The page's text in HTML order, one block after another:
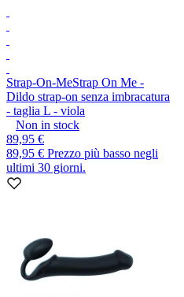
Strap-On-MeStrap On Me -
Dildo strap-on senza imbracatura
- taglia L - viola
Non in stock
89,95 €
89,95 € Prezzo più basso negli
ultimi 30 giorni.